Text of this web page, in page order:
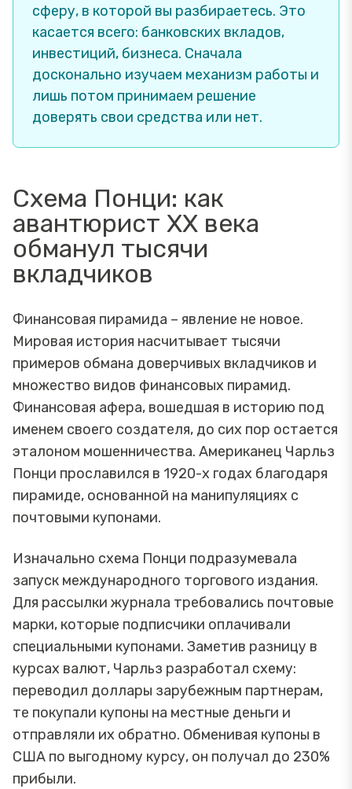
сферу, в которой вы разбираетесь. Это
касается всего: банковских вкладов,
инвестиций, бизнеса. Сначала
досконально изучаем механизм работы и
лишь потом принимаем решение
доверять свои средства или нет.
Схема Понци: как
авантюрист XX века
обманул тысячи
вкладчиков
Финансовая пирамида – явление не новое.
Мировая история насчитывает тысячи
примеров обмана доверчивых вкладчиков и
множество видов финансовых пирамид.
Финансовая афера, вошедшая в историю под
именем своего создателя, до сих пор остается
эталоном мошенничества. Американец Чарльз
Понци прославился в 1920-х годах благодаря
пирамиде, основанной на манипуляциях с
почтовыми купонами.
Изначально схема Понци подразумевала
запуск международного торгового издания.
Для рассылки журнала требовались почтовые
марки, которые подписчики оплачивали
специальными купонами. Заметив разницу в
курсах валют, Чарльз разработал схему:
переводил доллары зарубежным партнерам,
те покупали купоны на местные деньги и
отправляли их обратно. Обменивая купоны в
США по выгодному курсу, он получал до 230%
прибыли.